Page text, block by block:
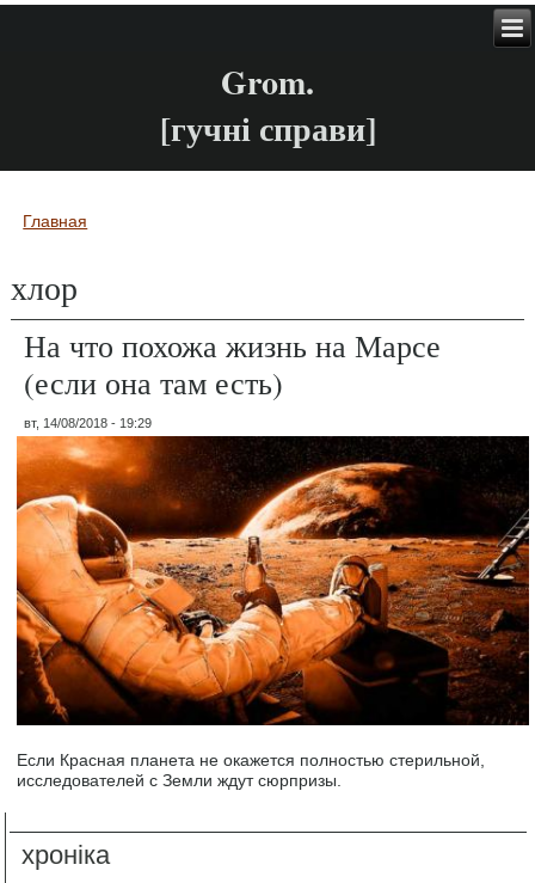
Grom.
[гучні справи]
Вы здесь
Главная
хлор
На что похожа жизнь на Марсе
(если она там есть)
вт, 14/08/2018 - 19:29
Если Красная планета не окажется полностью стерильной,
исследователей с Земли ждут сюрпризы.
хроніка